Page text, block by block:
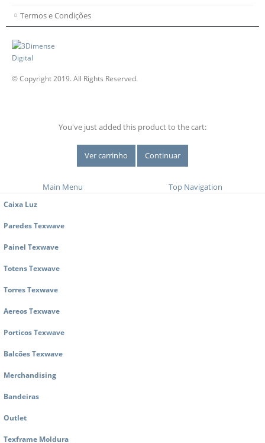
Termos e Condições
© Copyright 2019. All Rights Reserved.
You've just added this product to the cart:
Ver carrinho Continuar
Main Menu Top Navigation
Caixa Luz
Paredes Texwave
Painel Texwave
Totens Texwave
Torres Texwave
Aereos Texwave
Porticos Texwave
Balcões Texwave
Merchandising
Bandeiras
Outlet
Texframe Moldura